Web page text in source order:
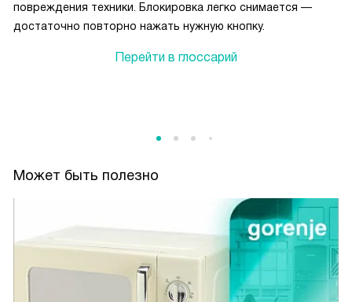
повреждения техники. Блокировка легко снимается —
достаточно повторно нажать нужную кнопку.
Перейти в глоссарий
Может быть полезно